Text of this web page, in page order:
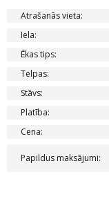
Atrašanās vieta:
Iela:
Ēkas tips:
Telpas:
Stāvs:
Platība:
Cena:
Papildus maksājumi: